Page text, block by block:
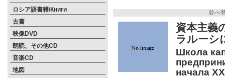
ロシア語書籍/Книги
古書
映像DVD
朗読、その他CD
音楽CD
地図
並べ
資本主義
ラルーシ
Школа
начала